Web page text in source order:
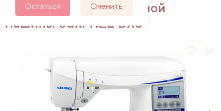
Остаться Сменить
Инструкции для швейной
машины Juki HZL DX5